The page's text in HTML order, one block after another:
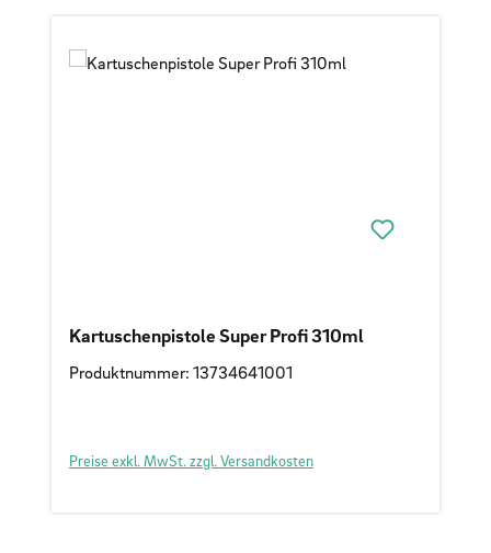
Kartuschenpistole Super Profi 310ml
Produktnummer: 13734641001
Preise exkl. MwSt. zzgl. Versandkosten